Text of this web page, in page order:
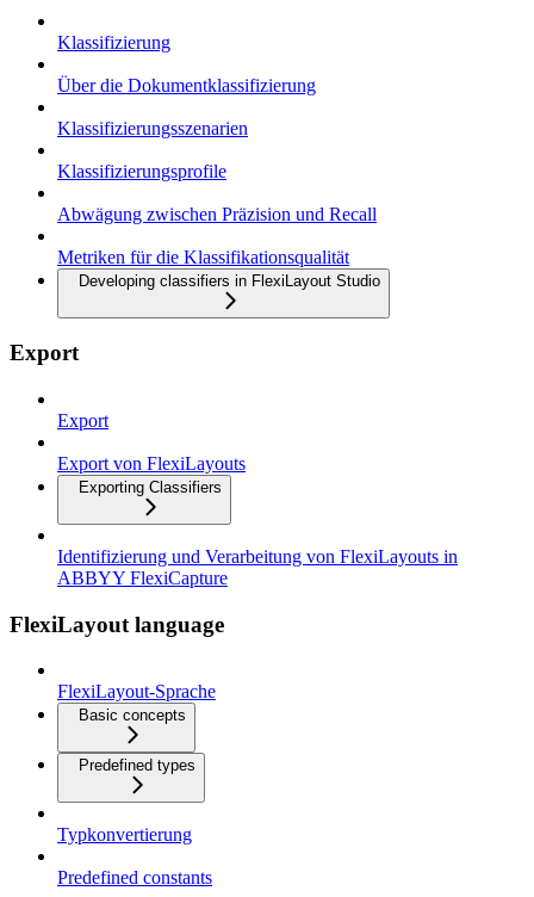
Klassifizierung
Über die Dokumentklassifizierung
Klassifizierungsszenarien
Klassifizierungsprofile
Abwägung zwischen Präzision und Recall
Metriken für die Klassifikationsqualität
Developing classifiers in FlexiLayout Studio
Export
Export
Export von FlexiLayouts
Exporting Classifiers
Identifizierung und Verarbeitung von FlexiLayouts in
ABBYY FlexiCapture
FlexiLayout language
FlexiLayout-Sprache
Basic concepts
Predefined types
Typkonvertierung
Predefined constants